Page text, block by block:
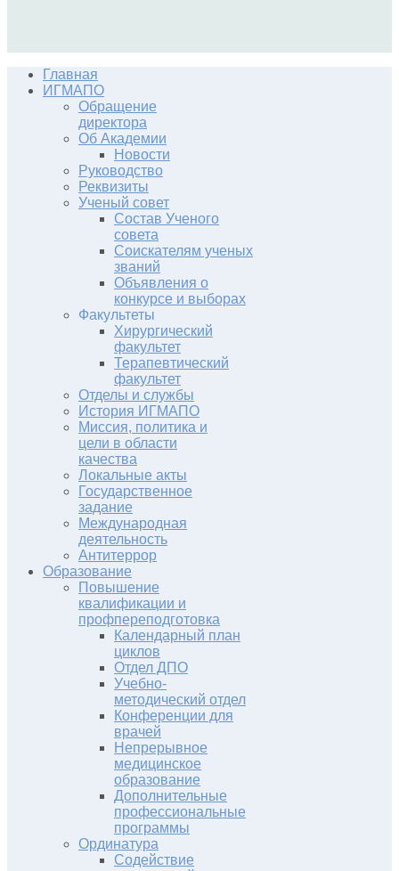
Главная
ИГМАПО
Обращение
директора
Об Академии
Новости
Руководство
Реквизиты
Ученый совет
Состав Ученого
совета
Соискателям ученых
званий
Объявления о
конкурсе и выборах
Факультеты
Хирургический
факультет
Терапевтический
факультет
Отделы и службы
История ИГМАПО
Миссия, политика и
цели в области
качества
Локальные акты
Государственное
задание
Международная
деятельность
Антитеррор
Образование
Повышение
квалификации и
профпереподготовка
Календарный план
циклов
Отдел ДПО
Учебно-
методический отдел
Конференции для
врачей
Непрерывное
медицинское
образование
Дополнительные
профессиональные
программы
Ординатура
Содействие